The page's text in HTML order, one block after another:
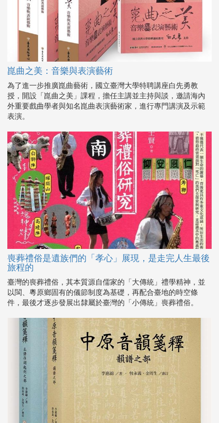
崑曲之美：音樂與表演藝術
為了進一步推廣崑曲藝術，國立臺灣大學特聘講座白先勇教
授，開設「崑曲之美」課程，擔任主講並主持與談，邀請海內
外重要戲曲學者與知名崑曲表演藝術家，進行專門講演及示範
表演。
喪葬禮俗是遺族們的「孝心」展現，是走完人生最後
旅程的
臺灣的喪葬禮俗，其本質源自儒家的「大傳統」禮學精神，並
以閩、粵原鄉固有的儀節制度為基礎，再配合臺地的時空條
件，最後才逐步發展出隸屬於臺灣的「小傳統」喪葬禮俗。